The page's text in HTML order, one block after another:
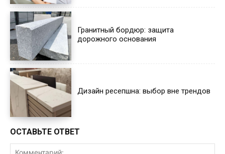
Гранитный бордюр: защита
дорожного основания
Дизайн ресепшна: выбор вне трендов
ОСТАВЬТЕ ОТВЕТ